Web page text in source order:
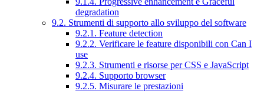
degradation
9.2. Strumenti di supporto allo sviluppo del software
9.2.1. Feature detection
9.2.2. Verificare le feature disponibili con Can I
use
9.2.3. Strumenti e risorse per CSS e JavaScript
9.2.4. Supporto browser
9.2.5. Misurare le prestazioni